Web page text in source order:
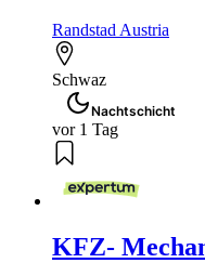
Randstad Austria
Schwaz
Nachtschicht
vor 1 Tag
KFZ-